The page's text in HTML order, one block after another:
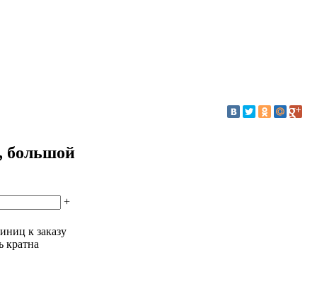
большой
+
к заказу
кратна